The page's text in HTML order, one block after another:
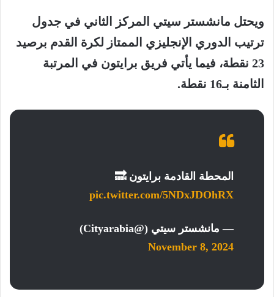
ويحتل مانشستر سيتي المركز الثاني في جدول
ترتيب الدوري الإنجليزي الممتاز لكرة القدم برصيد
23 نقطة، فيما يأتي فريق برايتون في المرتبة
الثامنة بـ16 نقطة.
المحطة القادمة برايتون 🔜
pic.twitter.com/5NDxJDOhRX
— مانشستر سيتي (@Cityarabia)
November 8, 2024